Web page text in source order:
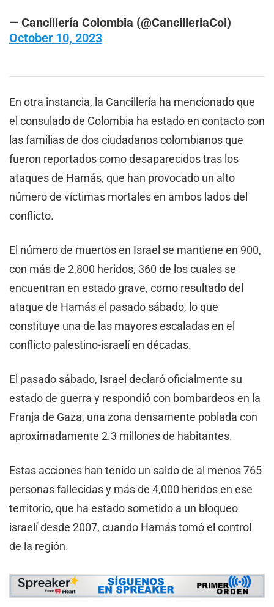
— Cancillería Colombia (@CancilleriaCol)
October 10, 2023
En otra instancia, la Cancillería ha mencionado que
el consulado de Colombia ha estado en contacto con
las familias de dos ciudadanos colombianos que
fueron reportados como desaparecidos tras los
ataques de Hamás, que han provocado un alto
número de víctimas mortales en ambos lados del
conflicto.
El número de muertos en Israel se mantiene en 900,
con más de 2,800 heridos, 360 de los cuales se
encuentran en estado grave, como resultado del
ataque de Hamás el pasado sábado, lo que
constituye una de las mayores escaladas en el
conflicto palestino-israelí en décadas.
El pasado sábado, Israel declaró oficialmente su
estado de guerra y respondió con bombardeos en la
Franja de Gaza, una zona densamente poblada con
aproximadamente 2.3 millones de habitantes.
Estas acciones han tenido un saldo de al menos 765
personas fallecidas y más de 4,000 heridos en ese
territorio, que ha estado sometido a un bloqueo
israelí desde 2007, cuando Hamás tomó el control
de la región.